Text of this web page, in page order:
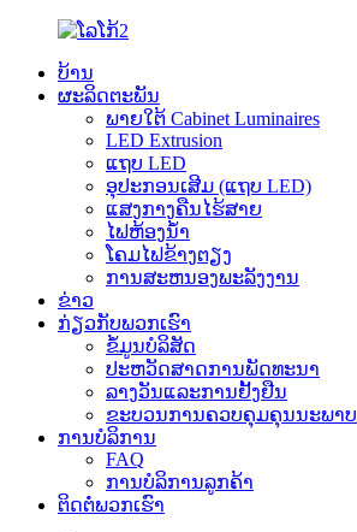
ບ້ານ
ຜະລິດຕະພັນ
ພາຍໃຕ້ Cabinet Luminaires
LED Extrusion
ແຖບ LED
ອຸປະກອນເສີມ (ແຖບ LED)
ແສງກາງຄືນໄຮ້ສາຍ
ໄຟຫ້ອງນ້ຳ
ໂຄມໄຟຂ້າງຕຽງ
ການສະຫນອງພະລັງງານ
ຂ່າວ
ກ່ຽວກັບພວກເຮົາ
ຂໍ້ມູນບໍລິສັດ
ປະ​ຫວັດ​ສາດ​ການ​ພັດ​ທະ​ນາ​
ລາງວັນແລະການຢັ້ງຢືນ
ຂະບວນການຄວບຄຸມຄຸນນະພາບ
ການບໍລິການ
FAQ
ການບໍລິການລູກຄ້າ
ຕິດຕໍ່ພວກເຮົາ